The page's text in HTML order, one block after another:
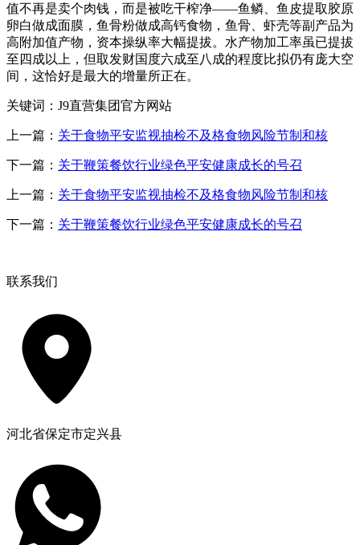
值不再是卖个肉钱，而是被吃干榨净——鱼鳞、鱼皮提取胶原
卵白做成面膜，鱼骨粉做成高钙食物，鱼骨、虾壳等副产品为
高附加值产物，资本操纵率大幅提拔。水产物加工率虽已提拔
至四成以上，但取发财国度六成至八成的程度比拟仍有庞大空
间，这恰好是最大的增量所正在。
关键词：J9直营集团官方网站
上一篇： 关于食物平安监视抽检不及格食物风险节制和核
下一篇： 关于鞭策餐饮行业绿色平安健康成长的号召
上一篇： 关于食物平安监视抽检不及格食物风险节制和核
下一篇： 关于鞭策餐饮行业绿色平安健康成长的号召
联系我们
河北省保定市定兴县